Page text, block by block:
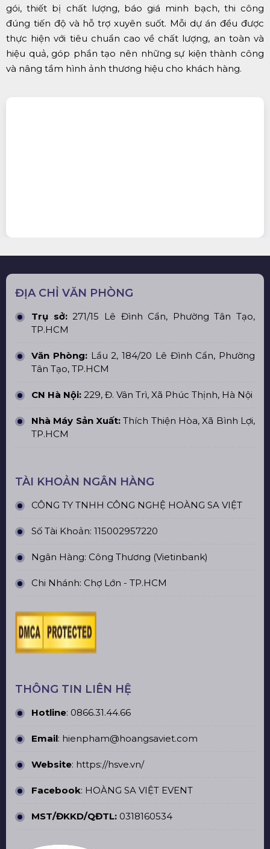
gói, thiết bị chất lượng, báo giá minh bạch, thi công
đúng tiến độ và hỗ trợ xuyên suốt. Mỗi dự án đều được
thực hiện với tiêu chuẩn cao về chất lượng, an toàn và
hiệu quả, góp phần tạo nên những sự kiện thành công
và nâng tầm hình ảnh thương hiệu cho khách hàng.
ĐỊA CHỈ VĂN PHÒNG
Trụ sở:271/15 Lê Đình Cẩn, Phường Tân Tạo,
TP.HCM
Văn Phòng:Lầu 2, 184/20 Lê Đình Cẩn, Phường
Tân Tạo, TP.HCM
CN Hà Nội: 229, Đ. Vân Trì, Xã Phúc Thịnh, Hà Nội
Nhà Máy Sản Xuất: Thích Thiện Hòa, Xã Bình Lợi,
TP.HCM
TÀI KHOẢN NGÂN HÀNG
CÔNG TY TNHH CÔNG NGHỆ HOÀNG SA VIỆT
Số Tài Khoản: 115002957220
Ngân Hàng: Công Thương (Vietinbank)
Chi Nhánh: Chợ Lớn - TP.HCM
THÔNG TIN LIÊN HỆ
Hotline: 0866.31.44.66
Email: hienpham@hoangsaviet.com
Website: https://hsve.vn/
Facebook: HOÀNG SA VIỆT EVENT
MST/ĐKKD/QĐTL: 0318160534